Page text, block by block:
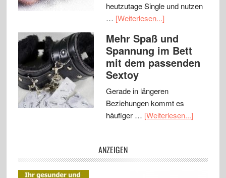
heutzutage Single und nutzen
… [Weiterlesen...]
Mehr Spaß und
Spannung im Bett
mit dem passenden
Sextoy
Gerade in längeren
Beziehungen kommt es
häufiger … [Weiterlesen...]
ANZEIGEN